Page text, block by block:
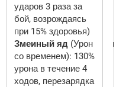
ударов 3 раза за
бой, возрождаясь
при 15% здоровья)
Змеиный яд (Урон
со временем): 130%
урона в течение 4
ходов, перезарядка